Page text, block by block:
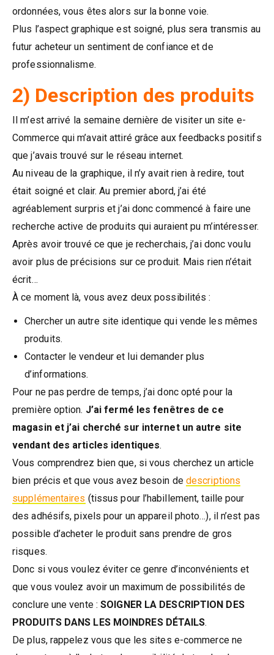
ordonnées, vous êtes alors sur la bonne voie.
Plus l’aspect graphique est soigné, plus sera transmis au
futur acheteur un sentiment de confiance et de
professionnalisme.
2) Description des produits
Il m’est arrivé la semaine dernière de visiter un site e-
Commerce qui m’avait attiré grâce aux feedbacks positifs
que j’avais trouvé sur le réseau internet.
Au niveau de la graphique, il n’y avait rien à redire, tout
était soigné et clair. Au premier abord, j’ai été
agréablement surpris et j’ai donc commencé à faire une
recherche active de produits qui auraient pu m’intéresser.
Après avoir trouvé ce que je recherchais, j’ai donc voulu
avoir plus de précisions sur ce produit. Mais rien n’était
écrit…
À ce moment là, vous avez deux possibilités :
Chercher un autre site identique qui vende les mêmes
produits.
Contacter le vendeur et lui demander plus
d’informations.
Pour ne pas perdre de temps, j’ai donc opté pour la
première option. J’ai fermé les fenêtres de ce
magasin et j’ai cherché sur internet un autre site
vendant des articles identiques.
Vous comprendrez bien que, si vous cherchez un article
bien précis et que vous avez besoin de descriptions
supplémentaires (tissus pour l’habillement, taille pour
des adhésifs, pixels pour un appareil photo…), il n’est pas
possible d’acheter le produit sans prendre de gros
risques.
Donc si vous voulez éviter ce genre d’inconvénients et
que vous voulez avoir un maximum de possibilités de
conclure une vente :SOIGNER LA DESCRIPTION DES
PRODUITS DANS LES MOINDRES DÉTAILS.
De plus, rappelez vous que les sites e-commerce ne